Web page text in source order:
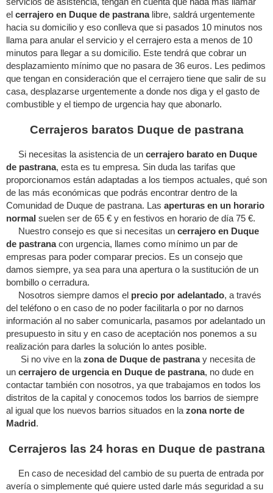
el cerrajero en Duque de pastranalibre, saldrá urgentemente
hacia su domicilio y eso conlleva que si pasados 10 minutos nos
llama para anular el servicio y el cerrajero esta a menos de 10
minutos para llegar a su domicilio. Este tendrá que cobrar un
desplazamiento mínimo que no pasara de 36 euros. Les pedimos
que tengan en consideración que el cerrajero tiene que salir de su
casa, desplazarse urgentemente a donde nos diga y el gasto de
combustible y el tiempo de urgencia hay que abonarlo.
Cerrajeros baratos Duque de pastrana
Si necesitas la asistencia de un cerrajero barato en Duque
de pastrana, esta es tu empresa. Sin duda las tarifas que
proporcionamos están adaptadas a los tiempos actuales, qué son
de las más económicas que podrás encontrar dentro de la
Comunidad de Duque de pastrana. Las aperturas en un horario
normal suelen ser de 65 € y en festivos en horario de día 75 €.
Nuestro consejo es que si necesitas un cerrajero en Duque
de pastranacon urgencia, llames como mínimo un par de
empresas para poder comparar precios. Es un consejo que
damos siempre, ya sea para una apertura o la sustitución de un
bombillo o cerradura.
Nosotros siempre damos el precio por adelantado, a través
del teléfono o en caso de no poder facilitarla o por no darnos
información al no saber comunicarla, pasamos por adelantado un
presupuesto in situ y en caso de aceptación nos ponemos a su
realización para darles la solución lo antes posible.
Si no vive en la zona de Duque de pastranay necesita de
un cerrajero de urgencia en Duque de pastrana, no dude en
contactar también con nosotros, ya que trabajamos en todos los
distritos de la capital y conocemos todos los barrios de siempre
al igual que los nuevos barrios situados en la zona norte de
Madrid .
Cerrajeros las 24 horas en Duque de pastrana
En caso de necesidad del cambio de su puerta de entrada por
avería o simplemente qué quiere usted darle más seguridad a su